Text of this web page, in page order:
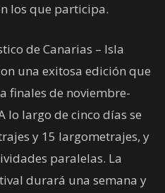
los que participa.
de Canarias – Isla
una exitosa edición que
finales de noviembre-
lo largo de cinco días se
y 15 largometrajes, y
paralelas. La
durará una semana y